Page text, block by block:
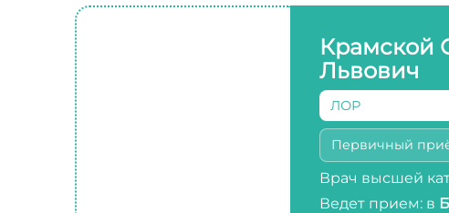
Крамской
Львович
ЛОР
Первичный
Врач высшей
Ведет прием: в